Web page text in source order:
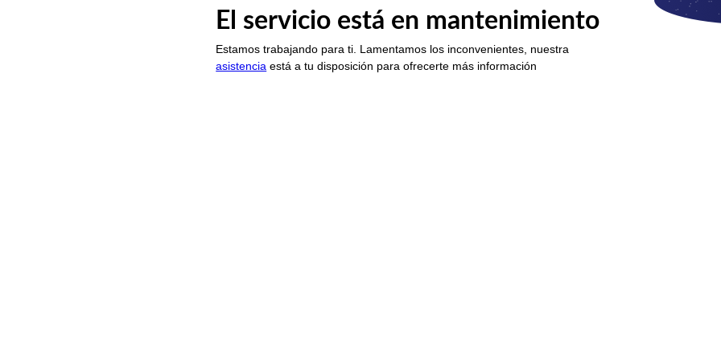
El servicio está en mantenimiento
Estamos trabajando para ti. Lamentamos los inconvenientes, nuestra
asistencia está a tu disposición para ofrecerte más información